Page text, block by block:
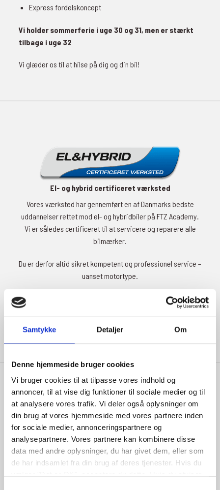
Samtykke Detaljer Om
Denne hjemmeside bruger cookies
Vi bruger cookies til at tilpasse vores indhold og
annoncer, til at vise dig funktioner til sociale medier og til
at analysere vores trafik. Vi deler også oplysninger om
din brug af vores hjemmeside med vores partnere inden
for sociale medier, annonceringspartnere og
analysepartnere. Vores partnere kan kombinere disse
data med andre oplysninger, du har givet dem, eller som
de har indsamlet fra din brug af deres tjenester. Hvis du
vælger "Det er OK", acceptere du dette. Hvis du afviser
Express fordelskoncept
Vi holder sommerferie i uge 30 og 31, men er stærkt
tilbage i uge 32
Vi glæder os til at hilse på dig og din bil!
El- og hybrid certificeret værksted
Vores værksted har gennemført en af Danmarks bedste
uddannelser rettet mod el- og hybridbiler på FTZ Academy.
Vi er således certificeret til at servicere og reparere alle
bilmærker.
Du er derfor altid sikret kompetent og professionel service –
uanset motortype.
Kontakt
Bredgade 44
8340 Malling
Tlf: 86931136